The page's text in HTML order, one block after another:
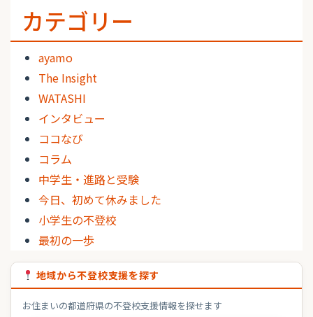
カテゴリー
ayamo
The Insight
WATASHI
インタビュー
ココなび
コラム
中学生・進路と受験
今日、初めて休みました
小学生の不登校
最初の一歩
地域から不登校支援を探す
お住まいの都道府県の不登校支援情報を探せます